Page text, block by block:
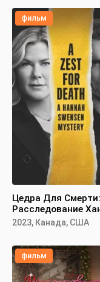
фильм
Цедра Для Смерти:
Расследование
Свенсен
2023, Канада, США
фильм